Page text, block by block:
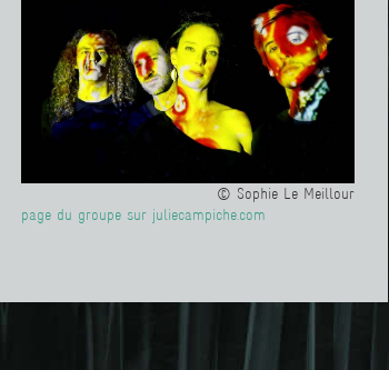
© Sophie Le Meillour
page du groupe sur juliecampiche.com